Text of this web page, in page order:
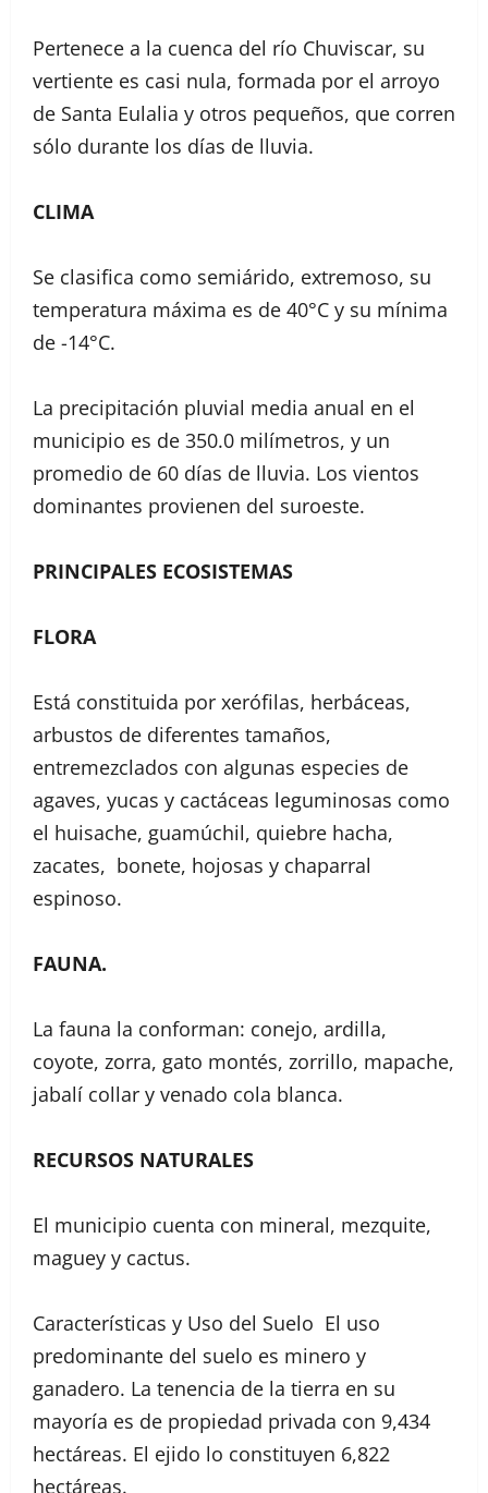
Pertenece a la cuenca del río Chuviscar, su
vertiente es casi nula, formada por el arroyo
de Santa Eulalia y otros pequeños, que corren
sólo durante los días de lluvia.
CLIMA
Se clasifica como semiárido, extremoso, su
temperatura máxima es de 40°C y su mínima
de -14°C.
La precipitación pluvial media anual en el
municipio es de 350.0 milímetros, y un
promedio de 60 días de lluvia. Los vientos
dominantes provienen del suroeste.
PRINCIPALES ECOSISTEMAS
FLORA
Está constituida por xerófilas, herbáceas,
arbustos de diferentes tamaños,
entremezclados con algunas especies de
agaves, yucas y cactáceas leguminosas como
el huisache, guamúchil, quiebre hacha,
zacates, bonete, hojosas y chaparral
espinoso.
FAUNA.
La fauna la conforman: conejo, ardilla,
coyote, zorra, gato montés, zorrillo, mapache,
jabalí collar y venado cola blanca.
RECURSOS NATURALES
El municipio cuenta con mineral, mezquite,
maguey y cactus.
Características y Uso del Suelo El uso
predominante del suelo es minero y
ganadero. La tenencia de la tierra en su
mayoría es de propiedad privada con 9,434
hectáreas. El ejido lo constituyen 6,822
hectáreas.